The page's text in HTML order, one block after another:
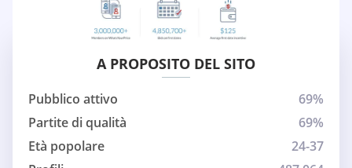
A PROPOSITO DEL SITO
Pubblico attivo
69%
Partite di qualità
69%
Età popolare
24-37